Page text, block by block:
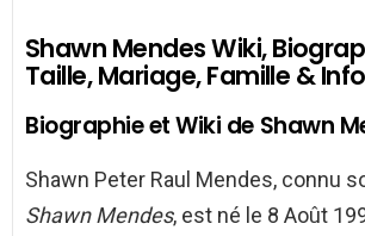
Shawn Mendes Wiki,
Taille, Mariage, Famille &
Biographie et Wiki de Shawn
Shawn Peter Raul Mendes, connu
Shawn Mendes, est né le 8 Août